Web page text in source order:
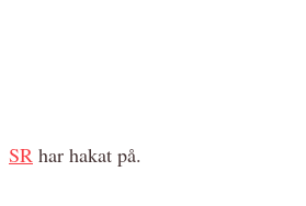
SR har hakat på.